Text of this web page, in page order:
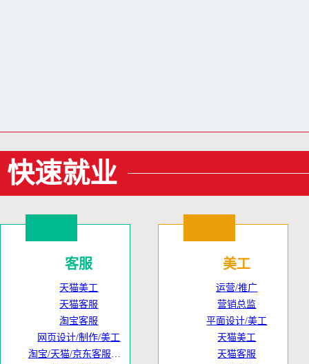
快速就业
客服
天猫美工
天猫客服
淘宝客服
网页设计/制作/美工
美工
运营/推广
营销总监
平面设计/美工
天猫美工
天猫客服